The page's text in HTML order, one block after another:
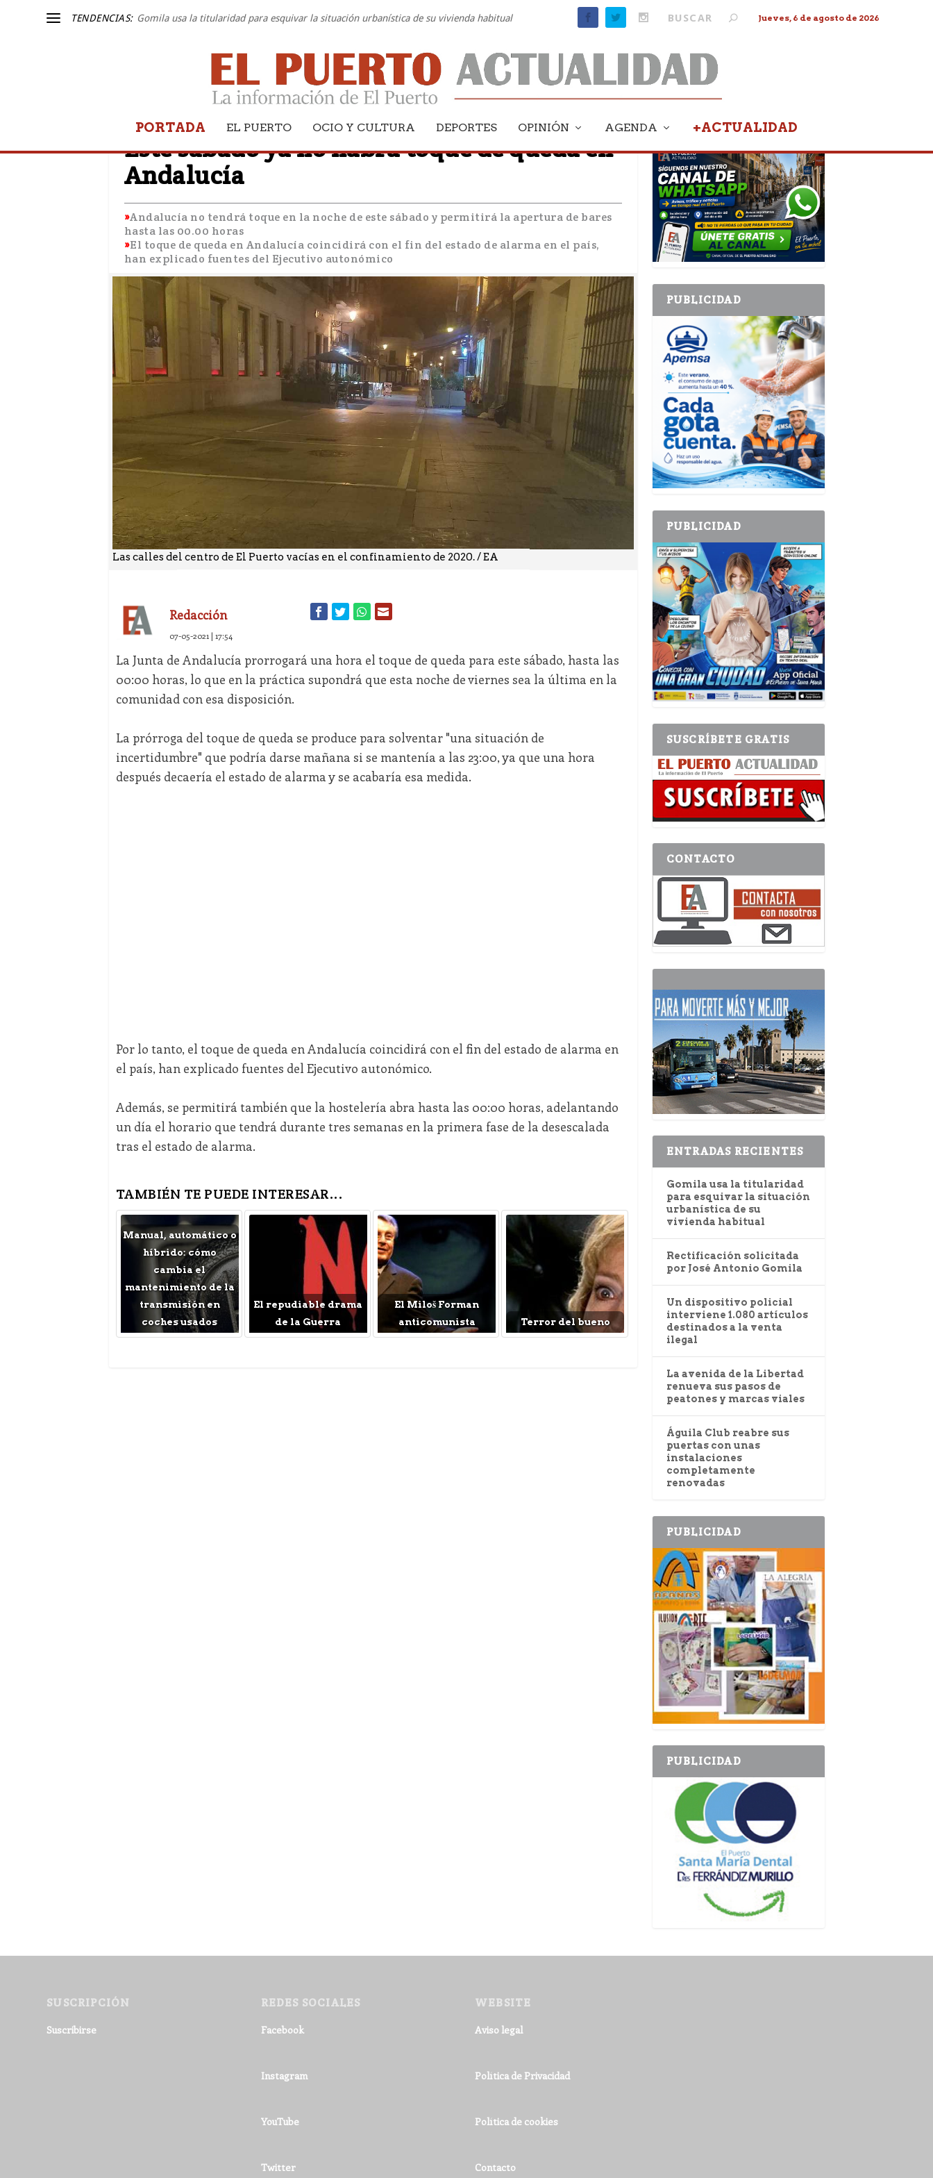
TENDENCIAS: Gomila usa la titularidad para esquivar la situación urbanística de su vivienda habitual Jueves, 6 de agosto de 2026
PORTADA EL PUERTO OCIO Y CULTURA DEPORTES OPINIÓN AGENDA +ACTUALIDAD
COVID-19
Este sábado ya no habrá toque de queda en
Andalucía
Andalucía no tendrá toque en la noche de este sábado y permitirá la apertura de bares
hasta las 00.00 horas
El toque de queda en Andalucía coincidirá con el fin del estado de alarma en el país,
han explicado fuentes del Ejecutivo autonómico
Las calles del centro de El Puerto vacías en el confinamiento de 2020. / EA
Redacción
07-05-2021 | 17:54
La Junta de Andalucía prorrogará una hora el toque de queda para este sábado, hasta las
00:00 horas, lo que en la práctica supondrá que esta noche de viernes sea la última en la
comunidad con esa disposición.
La prórroga del toque de queda se produce para solventar "una situación de
incertidumbre" que podría darse mañana si se mantenía a las 23:00, ya que una hora
después decaería el estado de alarma y se acabaría esa medida.
Por lo tanto, el toque de queda en Andalucía coincidirá con el fin del estado de alarma en
el país, han explicado fuentes del Ejecutivo autonómico.
Además, se permitirá también que la hostelería abra hasta las 00:00 horas, adelantando
un día el horario que tendrá durante tres semanas en la primera fase de la desescalada
tras el estado de alarma.
TAMBIÉN TE PUEDE INTERESAR...
Manual, automático o
híbrido: cómo
cambia el
mantenimiento de la
transmisión en
coches usados
El repudiable drama
de la Guerra
El Miloš Forman
anticomunista
Terror del bueno
PUBLICIDAD
PUBLICIDAD
PUBLICIDAD
SUSCRÍBETE GRATIS
CONTACTO
ENTRADAS RECIENTES
Gomila usa la titularidad
para esquivar la situación
urbanística de su
vivienda habitual
Rectificación solicitada
por José Antonio Gomila
Un dispositivo policial
interviene 1.080 artículos
destinados a la venta
ilegal
La avenida de la Libertad
renueva sus pasos de
peatones y marcas viales
Águila Club reabre sus
puertas con unas
instalaciones
completamente
renovadas
PUBLICIDAD
PUBLICIDAD
SUSCRIPCIÓN
Suscribirse
REDES SOCIALES
Facebook
Instagram
YouTube
Twitter
WEBSITE
Aviso legal
Política de Privacidad
Política de cookies
Contacto